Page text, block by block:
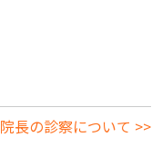
院長の診察について >>